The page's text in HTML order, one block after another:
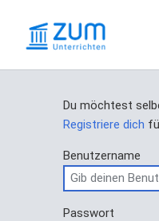
Du möchtest
Registriere dich
Benutzername
Passwort